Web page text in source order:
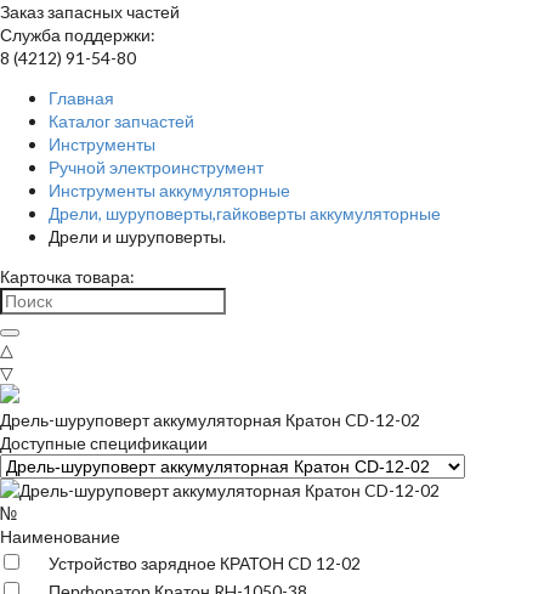
Заказ запасных частей
Служба поддержки:
8 (4212) 91-54-80
Главная
Каталог запчастей
Инструменты
Ручной электроинструмент
Инструменты аккумуляторные
Дрели, шуруповерты,гайковерты аккумуляторные
Дрели и шуруповерты.
Карточка товара:
△
▽
Дрель-шуруповерт аккумуляторная Кратон CD-12-02
Доступные спецификации
№
Наименование
Устройство зарядное КРАТОН CD 12-02